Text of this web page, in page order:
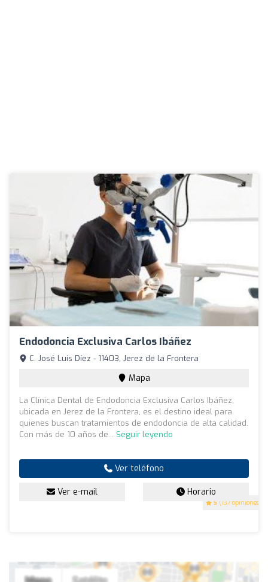
Endodoncia Exclusiva Carlos Ibáñez
5 (137 opiniones)
C. José Luis Díez - 11403, Jerez de la Frontera
Mapa
La Clínica Dental de Endodoncia Exclusiva Carlos Ibáñez,
ubicada en Jerez de la Frontera, es el destino ideal para
quienes buscan tratamientos de endodoncia de alta calidad.
Con más de 10 años de... Seguir leyendo
Ver teléfono
Ver e-mail Horario